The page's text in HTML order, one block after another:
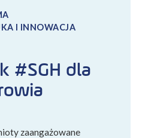
I INNOWACJA
#SGH dla
zaangażowane